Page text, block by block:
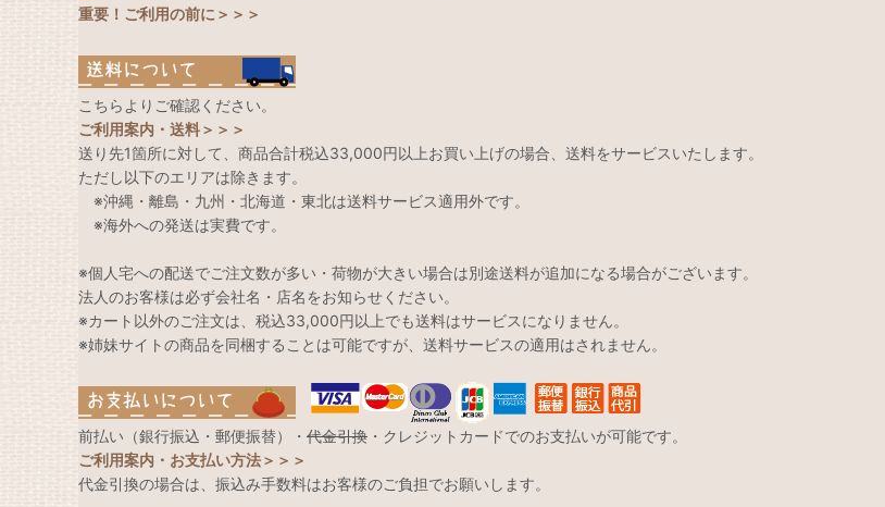
重要！ご利用の前に＞＞＞
こちらよりご確認ください。
ご利用案内・送料＞＞＞
送り先1箇所に対して、商品合計税込33,000円以上お買い上げの場合、送料をサービスいたします。
ただし以下のエリアは除きます。
※沖縄・離島・九州・北海道・東北は送料サービス適用外です。
※海外への発送は実費です。
※個人宅への配送でご注文数が多い・荷物が大きい場合は別途送料が追加になる場合がございます。
法人のお客様は必ず会社名・店名をお知らせください。
※カート以外のご注文は、税込33,000円以上でも送料はサービスになりません。
※姉妹サイトの商品を同梱することは可能ですが、送料サービスの適用はされません。
前払い（銀行振込・郵便振替）・ 代金引換 ・クレジットカードでのお支払いが可能です。
ご利用案内・お支払い方法＞＞＞
代金引換の場合は、振込み手数料はお客様のご負担でお願いします。